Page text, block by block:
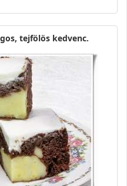
tejfölös kedvenc.